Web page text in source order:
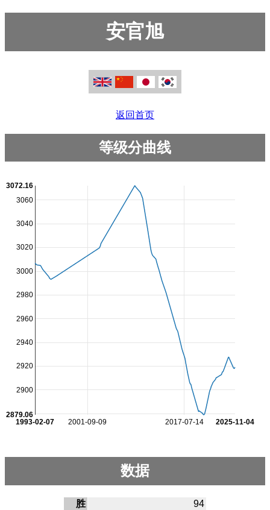
安官旭
返回首页
等级分曲线
2001-09-09 2017-07-14
1993-02-07 2025-11-04
2900
2920
2940
2960
2980
3000
3020
3040
3060
2879.06
3072.16
数据
胜
94